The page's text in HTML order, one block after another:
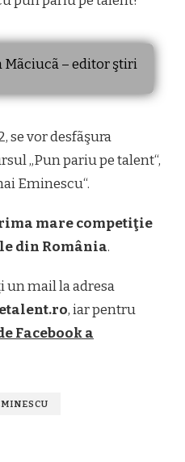
Mãciucã – editor ştiri
se vor desfãşura
„Pun pariu pe talent“,
Eminescu“.
mare competiţie
din România.
mail la adresa
, iar pentru
Facebook a